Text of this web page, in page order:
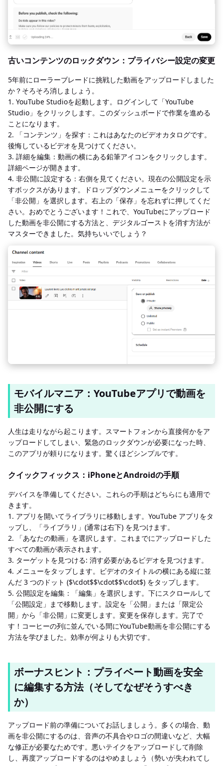
古いコンテンツのロックダウン：プライバシー設定の変更
5年前にローラーブレードに挑戦した動画をアップロードしました
か？そろそろ消しましょう。
1. YouTube Studioを起動します。ログインして「YouTube
Studio」をクリックします。このダッシュボードで作業を進める
ことになります。
2. 「コンテンツ」を探す：これはあなたのビデオカタログです。
後悔しているビデオを見つけてください。
3. 詳細を編集：動画の横にある鉛筆アイコンをクリックします。
詳細ページが開きます。
4. 非公開に設定する：右側を見てください。現在の公開設定を示
すボックスがあります。ドロップダウンメニューをクリックして
「非公開」を選択します。右上の「保存」を忘れずに押してくだ
さい。おめでとうございます！これで、YouTubeにアップロード
した動画を非公開にする方法と、デジタルゴーストを消す方法が
マスターできました。気持ちいいでしょう？
モバイルマニア：YouTubeアプリで動画を
非公開にする
人生は走りながら起こります。スマートフォンから直接何かをア
ップロードしてしまい、緊急のロックダウンが必要になった時、
このアプリが頼りになります。驚くほどシンプルです。
クイックフィックス：iPhoneとAndroidの手順
デバイスを準備してください。これらの手順はどちらにも適用で
きます。
1. アプリを開いてライブラリに移動します。YouTube アプリをタ
ップし、「ライブラリ」(通常は右下) を見つけます。
2. 「あなたの動画」を選択します。これまでにアップロードした
すべての動画が表示されます。
3. ターゲットを見つける: 消す必要があるビデオを見つけます。
4. メニューをタップします。ビデオのタイトルの横にある縦に並
んだ 3 つのドット ($\cdot$$\cdot$$\cdot$) をタップします。
5. 公開設定を編集：「編集」を選択します。下にスクロールして
「公開設定」まで移動します。設定を「公開」または「限定公
開」から「非公開」に変更します。変更を保存します。完了で
す！コーヒーの列に並んでいる間にYouTube動画を非公開にする
方法を学びました。効率が何よりも大切です。
ボーナスヒント：プライベート動画を安全
に編集する方法（そしてなぜそうすべき
か）
アップロード前の準備についてお話しましょう。多くの場合、動
画を非公開にするのは、音声の不具合やロゴの間違いなど、大幅
な修正が必要なためです。悪いテイクをアップロードして削除
し、再度アップロードするのはやめましょう（勢いが失われてし